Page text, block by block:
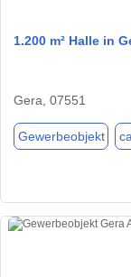
1.200 m² Halle in
Gera, 07551
Gewerbeobjekt